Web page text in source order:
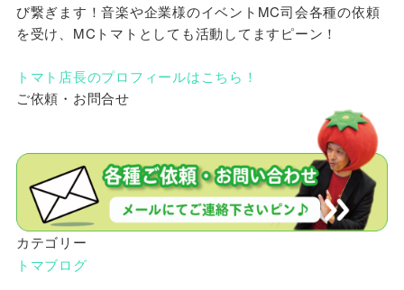
び繋ぎます！音楽や企業様のイベントMC司会各種の依頼
を受け、MCトマトとしても活動してますピーン！
トマト店長のプロフィールはこちら！
ご依頼・お問合せ
カテゴリー
トマブログ